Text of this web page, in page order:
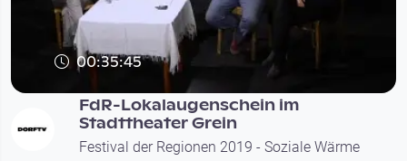
00:35:45
FdR-Lokalaugenschein im
Stadttheater Grein
Festival der Regionen 2019 - Soziale Wärme